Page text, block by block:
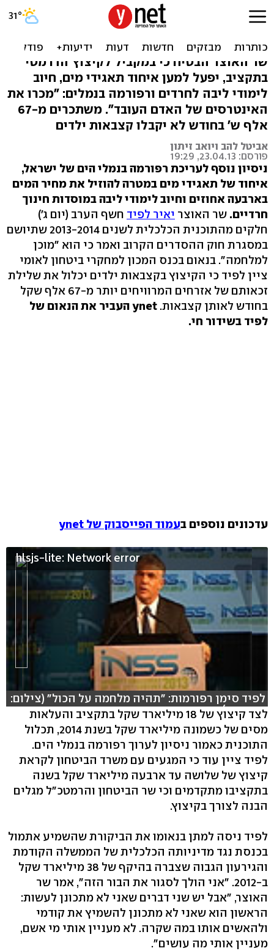
לפיד סימן רפורמות: "תהיה
מלחמה על הכול"
שר האוצר הבטיח כי במקביל לקיצוץ הדרמטי
בתקציב, יפעל למען איחוד תאגידי מים, חיוב
לימודי ליבה לחרדים ורפורמה בנמלים: "מכרו את
האינטרסים של האדם העובד". משתכרים מ-67
אלף ש' בחודש לא יקבלו קצבאות ילדים
אביטל להב ויואב זיתון
פורסם: 23.04.13, 19:29
ניסיון נוסף לעריכת רפורמה בנמלי הים של ישראל,
איחוד של תאגידי מים במטרה להוזיל את מחיר המים
בארבעה אחוזים וחיוב לימודי ליבה במוסדות חינוך
חרדיים. שר האוצר יאיר לפיד חשף הערב (יום ג')
חלקים מהתוכנית הכלכלית לשנים 2013-2014 שתיושם
במסגרת חוק ההסדרים הקרוב ואמר כי הוא "מוכן
למלחמה". בנאום בכנס המכון למחקרי ביטחון לאומי
ציין לפיד כי הקיצוץ בקצבאות ילדים יכלול את שלילת
זכאותם של אזרחים המרוויחים יותר מ-67 אלף שקל
בחודש לאותן קצבאות.
ynet העביר את הנאום של
לפיד בשידור חי.
עדכונים נוספים בעמוד הפייסבוק של ynet
hlsjs-lite: Network error
לפיד סימן רפורמות: "תהיה מלחמה על הכול" (צילום:
אסי כהן)
לצד קיצוץ של 18 מיליארד שקל בתקציב והעלאות
מסים של כשמונה מיליארד שקל בשנת 2014, תכלול
התוכנית כאמור ניסיון לערוך רפורמה בנמלי הים.
לפיד ציין עוד כי המגעים עם משרד הביטחון לקראת
קיצוץ של שלושה עד ארבעה מיליארד שקל בשנה
בתקציבו מתקדמים וכי שר הביטחון והרמטכ"ל מגלים
הבנה לצורך בקיצוץ.
לפיד ניסה למתן בנאומו את הביקורת שהשמיע אתמול
בכנסת נגד מדיניותה הכלכלית של הממשלה הקודמת
והגירעון הגבוה שצברה בהיקף של 38 מיליארד שקל
ב-2012. "אני הולך לסגור את הבור הזה", אמר שר
האוצר, "אבל יש שני דברים שאני לא מתכונן לעשות:
הראשון הוא שאני לא מתכונן להשמיץ את קודמי
ולהאשים אותו במה שקרה. לא מעניין אותי מי אשם,
מעניין אותי מה עושים".